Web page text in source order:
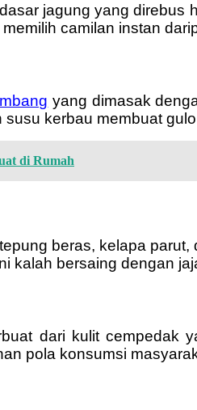
jagung yang
camilan instan
yang dimasak
kerbau membuat
di Rumah
beras, kelapa
kalah bersaing dengan
dari kulit cempedak
pola konsumsi